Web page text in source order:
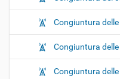
Congiuntura
Congiuntura
Congiuntura